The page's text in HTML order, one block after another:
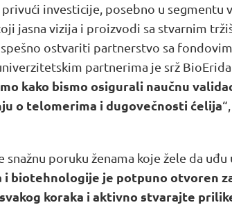
privući investicije, posebno u segmentu
jasna vizija i proizvodi sa stvarnim
ostvariti partnerstvo sa
partnerima je srž
kako bismo osigurali naučnu
o telomerima i dugovečnosti ćelija
poruku ženama koje žele da uđu
i biotehnologije je potpuno otvoren
koraka i aktivno stvarajte